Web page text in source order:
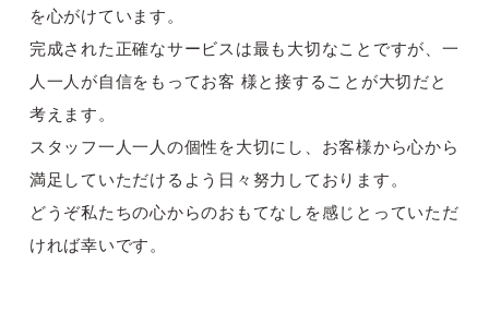
を心がけています。
完成された正確なサービスは最も大切なことですが、 一
人一人が自信をもってお客 様と接することが大切だと
考えます。
スタッフ一人一人の個性を大切にし、 お客様から心から
満足していただけるよう日々努力しております。
どうぞ私たちの心からのおもてなしを感じとっていただ
ければ幸いです。